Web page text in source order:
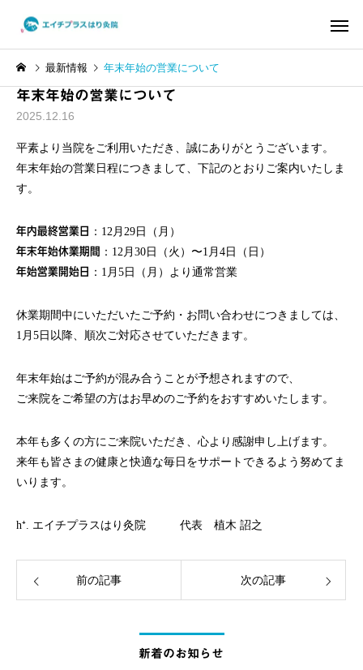
10代の自律神経の乱れ｜起
立性調節障害に対する鍼灸
ぎっくり腰にお悩みの
最新情報 年末年始の営業について
年末年始の営業について
2025.12.16
平素より当院をご利用いただき、誠にありがとうございます。
年末年始の営業日程につきまして、下記のとおりご案内いたしま
す。
年内最終営業日 ：12月29日（月）
年末年始休業期間 ：12月30日（火）〜1月4日（日）
年始営業開始日 ：1月5日（月）より通常営業
休業期間中にいただいたご予約・お問い合わせにつきましては、
1月5日以降、順次ご対応させていただきます。
年末年始はご予約が混み合うことが予想されますので、
ご来院をご希望の方はお早めのご予約をおすすめいたします。
本年も多くの方にご来院いただき、心より感謝申し上げます。
来年も皆さまの健康と快適な毎日をサポートできるよう努めてま
いります。
h⁺. エイチプラスはり灸院 代表 植木 詔之
前の記事 次の記事
新着のお知らせ